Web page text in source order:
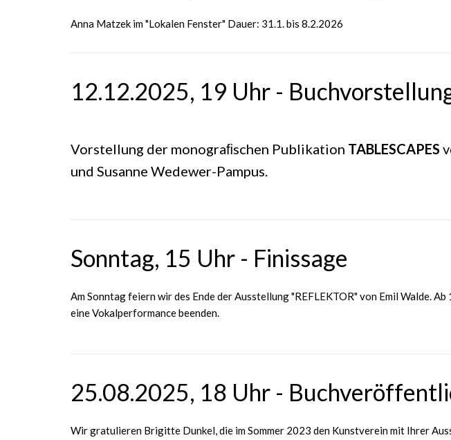
Anna Matzek im "Lokalen Fenster" Dauer: 31.1. bis 8.2.2026
12.12.2025, 19 Uhr -
Vorstellung der monograﬁschen Publikation TABLESCAPES
und Susanne Wedewer-Pampus.
Sonntag, 15 Uhr - Finissage
Am Sonntag feiern wir des Ende der Ausstellung "REFLEKTOR" von Emil Walde.
eine Vokalperformance beenden.
25.08.2025, 18 Uhr -
Wir gratulieren Brigitte Dunkel, die im Sommer 2023 den Kunstverein mit Ihrer